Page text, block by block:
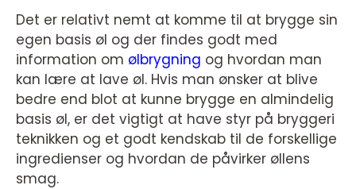
Det er relativt nemt at komme til at brygge sin
egen basis øl og der findes godt med
information om ølbrygning og hvordan man
kan lære at lave øl. Hvis man ønsker at blive
bedre end blot at kunne brygge en almindelig
basis øl, er det vigtigt at have styr på bryggeri
teknikken og et godt kendskab til de forskellige
ingredienser og hvordan de påvirker øllens
smag.